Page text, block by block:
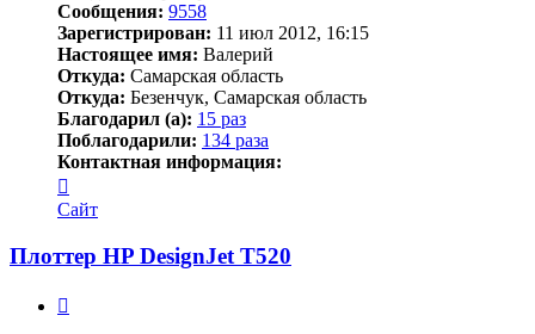
Сообщения: 9558
Зарегистрирован: 11 июл 2012, 16:15
Настоящее имя: Валерий
Откуда: Самарская область
Откуда: Безенчук, Самарская область
Благодарил (а): 15 раз
Поблагодарили: 134 раза
Контактная информация:
информация
пользователя
СублиМастер
Сайт
Плоттер HP DesignJet T520